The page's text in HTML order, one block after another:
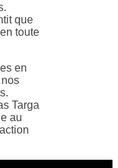
que
toute
en
Targa
au